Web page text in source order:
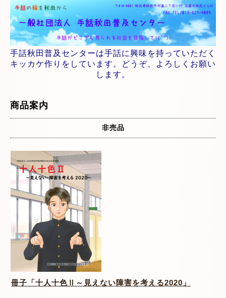
手話秋田普及センターは手話に興味を持っていただく
キッカケ作りをしています。どうぞ、よろしくお願い
します。
商品案内
非売品
冊子「十人十色Ⅱ～見えない障害を考える2020」